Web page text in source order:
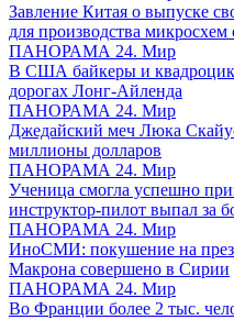
Завление Китая о выпуске
для производства
ПАНОРАМА 24. Мир
В США байкеры и
дорогах Лонг-Айленда
ПАНОРАМА 24. Мир
Джедайский меч Люка
миллионы долларов
ПАНОРАМА 24. Мир
Ученица смогла успешно
инструктор-пилот выпал за
ПАНОРАМА 24. Мир
ИноСМИ: покушение на
Макрона совершено в Сирии
ПАНОРАМА 24. Мир
Во Франции более 2 тыс.